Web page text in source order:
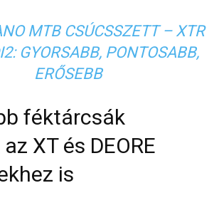
MTB CSÚCSSZETT – XTR
GYORSABB, PONTOSABB,
ERŐSEBB
féktárcsák
XT és DEORE
is